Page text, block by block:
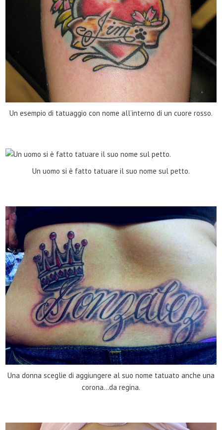
Un esempio di tatuaggio con nome all’interno di un cuore rosso.
Un uomo si è fatto tatuare il suo nome sul petto.
Una donna sceglie di aggiungere al suo nome tatuato anche una
corona…da regina.